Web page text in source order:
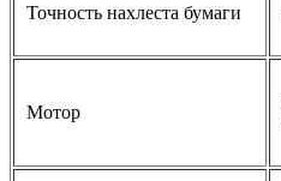
Точность нахлеста бумаги
Мотор